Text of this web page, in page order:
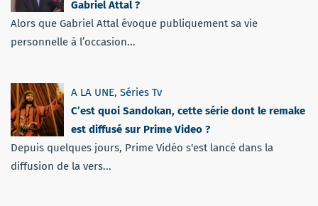
Gabriel Attal ?
Alors que Gabriel Attal évoque publiquement sa vie
personnelle à l’occasion...
A LA UNE, Séries Tv
C’est quoi Sandokan, cette série dont le remake
est diffusé sur Prime Video ?
Depuis quelques jours, Prime Vidéo s'est lancé dans la
diffusion de la vers...